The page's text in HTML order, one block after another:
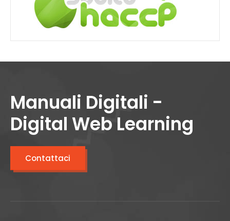
Manuali Digitali -
Digital Web Learning
Contattaci